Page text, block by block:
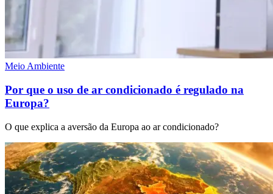
Meio Ambiente
Por que o uso de ar condicionado é regulado na
Europa?
O que explica a aversão da Europa ao ar condicionado?